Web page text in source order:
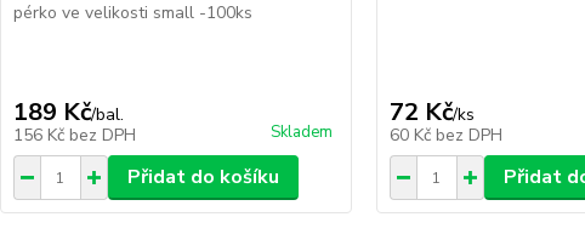
pérko ve velikosti small -100ks
189 Kč/bal.
156 Kč bez DPH Skladem
Přidat do košíku
72 Kč/ks
60 Kč bez DPH
Přidat